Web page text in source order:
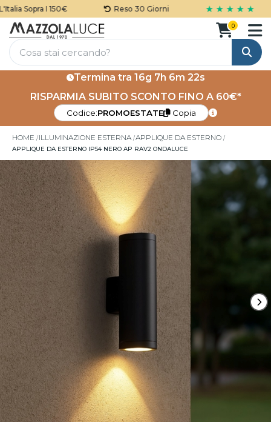
Sopra I 150€ Reso 30 Giorni ★ ★ ★ ★ ★
Cerca
0
Termina tra16g 7h 6m 21s
RISPARMIA SUBITO SCONTO FINO A 60€*
Codice:PROMOESTATE Copia
HOME ILLUMINAZIONE ESTERNA APPLIQUE DA ESTERNO
APPLIQUE DA ESTERNO IP54 NERO AP RAV2 ONDALUCE